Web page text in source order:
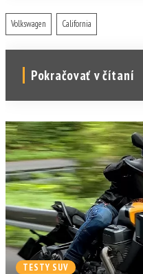
Volkswagen California
Pokračovať v čítaní
TESTY SUV